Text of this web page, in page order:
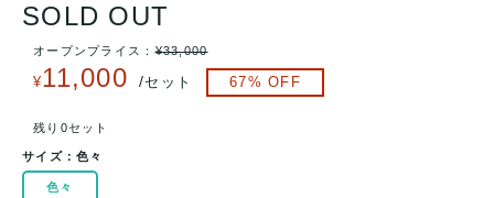
SOLD OUT
オープンプライス：¥33,000
¥11,000 /セット 67% OFF
残り0セット
サイズ：色々
色々